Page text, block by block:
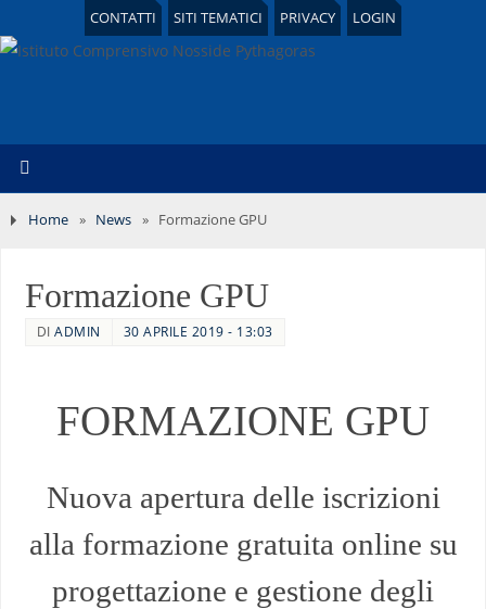
CONTATTI SITI TEMATICI PRIVACY LOGIN
Home » News » Formazione GPU
Formazione GPU
DIADMIN 30 APRILE 2019 - 13:03
FORMAZIONE GPU
Nuova apertura delle iscrizioni
alla formazione gratuita online su
progettazione e gestione degli